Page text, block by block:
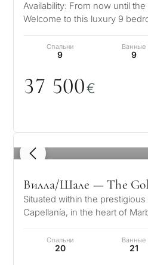
Availability: From now until
Welcome to this luxury 9
Спальни
9
Ванные
9
37 500€
1 / 8
Вилла/Шале — The
Situated within the
Capellanía, in the heart of
Спальни
20
Ванные
21